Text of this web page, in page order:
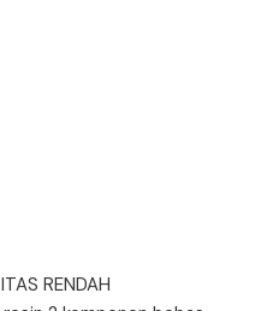
RENDAH